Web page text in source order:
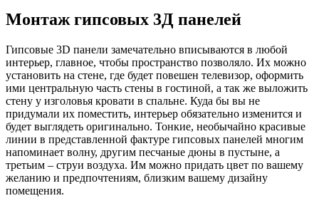
Монтаж гипсовых 3Д панелей
Гипсовые 3D панели замечательно вписываются в любой
интерьер, главное, чтобы пространство позволяло. Их можно
установить на стене, где будет повешен телевизор, оформить
ими центральную часть стены в гостиной, а так же выложить
стену у изголовья кровати в спальне. Куда бы вы не
придумали их поместить, интерьер обязательно изменится и
будет выглядеть оригинально. Тонкие, необычайно красивые
линии в представленной фактуре гипсовых панелей многим
напоминает волну, другим песчаные дюны в пустыне, а
третьим – струи воздуха. Им можно придать цвет по вашему
желанию и предпочтениям, близким вашему дизайну
помещения.